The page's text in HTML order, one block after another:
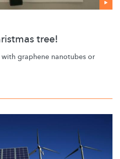
tree!
with graphene nanotubes or